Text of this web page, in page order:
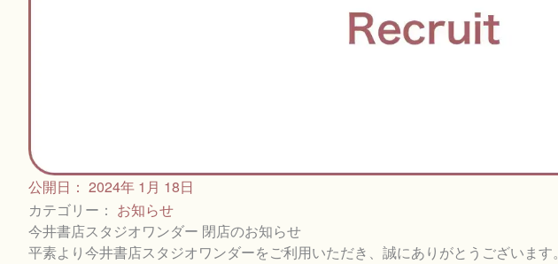
公開日： 2024年 1月 18日
カテゴリー： お知らせ
今井書店スタジオワンダー 閉店のお知らせ
平素より今井書店スタジオワンダーをご利用いただき、誠にありがとうございます。